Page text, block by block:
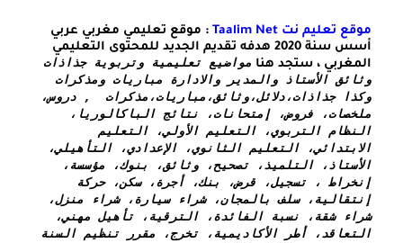
موقع تعليم نت Taalim Net
: موقع تعليمي مغربي عربي
أسس سنة 2020 هدفه تقديم الجديد للمحتوى التعليمي
المغربي ، ستجد هنا
وكذا